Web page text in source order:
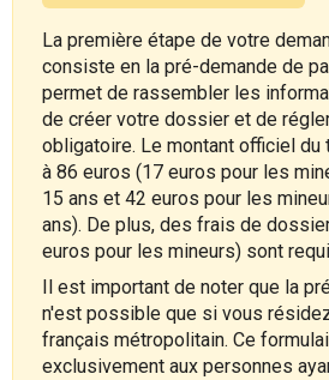
La première étape de votre
consiste en la pré-demande de
permet de rassembler les
de créer votre dossier et de
obligatoire. Le montant officiel
à 86 euros (17 euros pour les
15 ans et 42 euros pour les
ans). De plus, des frais de
euros pour les mineurs) sont
Il est important de noter que la
n'est possible que si vous
français métropolitain. Ce
exclusivement aux personnes